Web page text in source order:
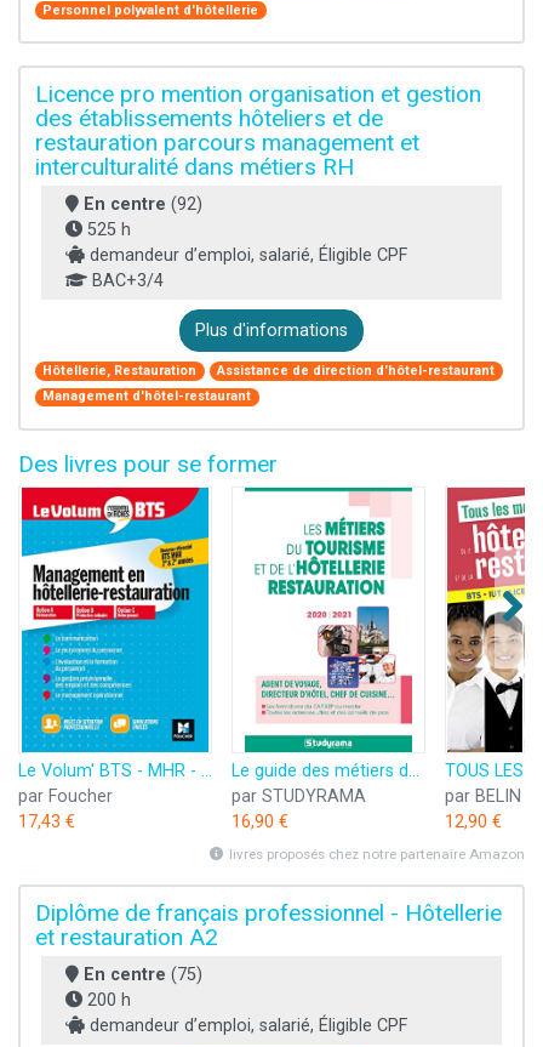
Personnel polyvalent d'hôtellerie
Licence pro mention organisation et gestion
des établissements hôteliers et de
restauration parcours management et
interculturalité dans métiers RH
En centre (92)
525 h
demandeur d’emploi, salarié, Éligible CPF
BAC+3/4
Plus d'informations
Hôtellerie, Restauration
Assistance de direction d'hôtel-restaurant
Management d'hôtel-restaurant
Des livres pour se former
Le Volum' BTS - MHR - Management de l'hôtellerie-restauration - Révision et entraînement
par Foucher
17,43 €
Le guide des métiers du tourisme et de l'hôtellerie restauration
par STUDYRAMA
16,90 €
par BELIN
12,90 €
livres proposés chez notre partenaire Amazon
Diplôme de français professionnel - Hôtellerie
et restauration A2
En centre (75)
200 h
demandeur d’emploi, salarié, Éligible CPF